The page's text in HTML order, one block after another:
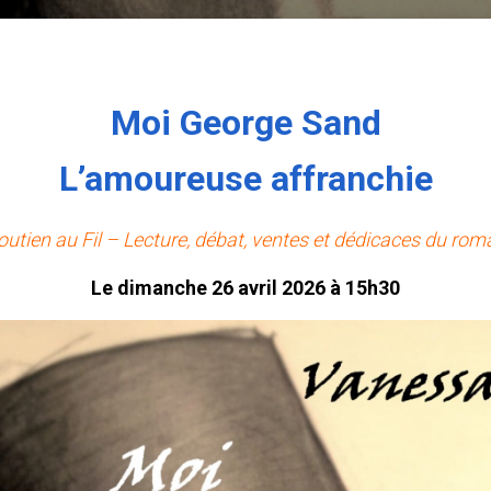
Moi George Sand
L’amoureuse affranchie
au Fil – Lecture, débat, ventes et dédicaces du
Le dimanche 26 avril 2026 à 15h30